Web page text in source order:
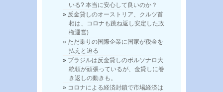
いる? 本当に安心して良いのか？
反金貸しのオーストリア、クルツ首
相は、コロナも跳ね返し安定した政
権運営)
ただ乗りの国際企業に国家が税金を
払えと迫る
ブラジルは反金貸しのボルソナロ大
統領が頑張っているが、金貸しに巻
き返しの動きも。
コロナによる経済封鎖で市場経済は